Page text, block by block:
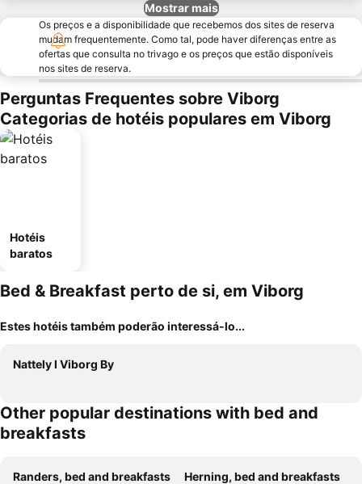
Mostrar mais
Os preços e a disponibilidade que recebemos dos sites de reserva
mudam frequentemente. Como tal, pode haver diferenças entre as
ofertas que consulta no trivago e os preços que estão disponíveis
nos sites de reserva.
Perguntas Frequentes sobre Viborg
Categorias de hotéis populares em Viborg
Hotéis
baratos
Bed & Breakfast perto de si, em Viborg
Estes hotéis também poderão interessá-lo...
Nattely I Viborg By
Other popular destinations with bed and
breakfasts
Randers, bed and breakfasts
Herning, bed and breakfasts